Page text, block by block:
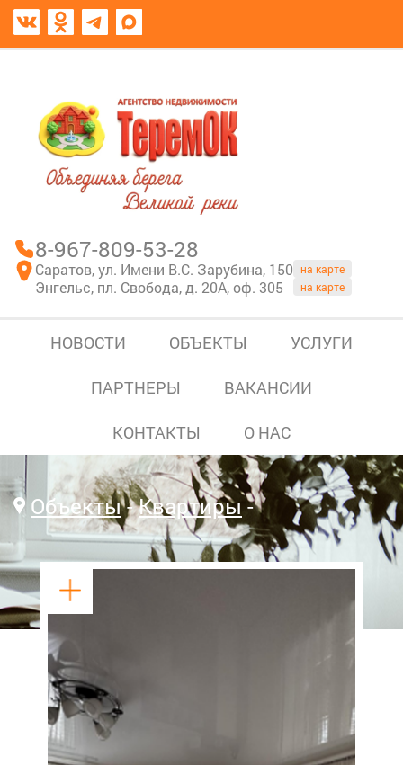
8-967-809-53-28
Саратов, ул. Имени В.С. Зарубина, 150 на карте
Энгельс, пл. Свобода, д. 20А, оф. 305 на карте
НОВОСТИ ОБЪЕКТЫ УСЛУГИ
ПАРТНЕРЫ ВАКАНСИИ
КОНТАКТЫ О НАС
Объекты Квартиры